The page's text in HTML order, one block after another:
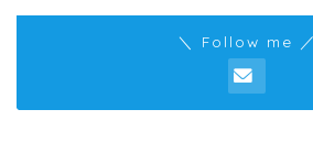
＼ Follow me ／